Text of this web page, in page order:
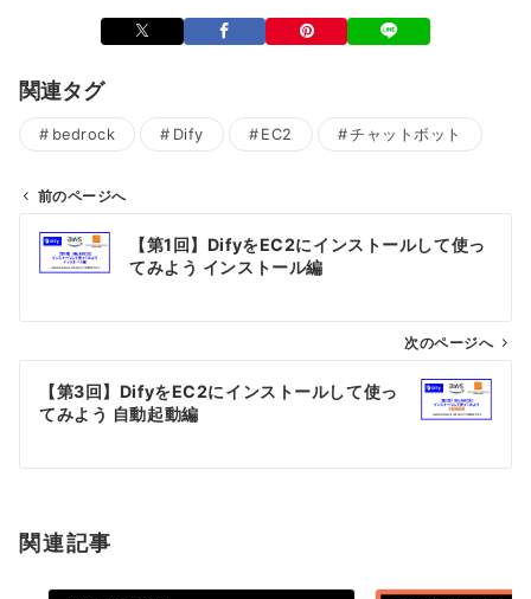
関連タグ
bedrock Dify EC2 チャットボット
ビ
ン
前のページへ
【第1回】DifyをEC2にインストールして使っ
てみよう インストール編
次のページへ
【第3回】DifyをEC2にインストールして使っ
てみよう 自動起動編
関連記事